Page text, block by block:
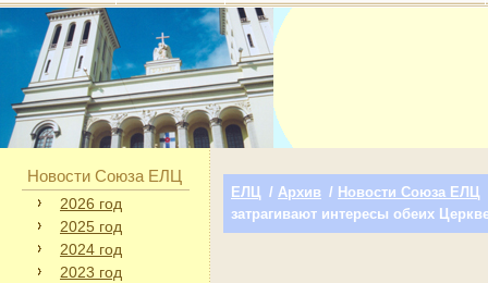
Новости Союза ЕЛЦ
2026 год
2025 год
2024 год
2023 год
ЕЛЦ / Архив / Новости Союза ЕЛЦ
затрагивают интересы обеих